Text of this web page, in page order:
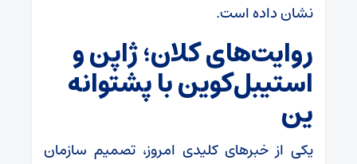
نشان داده است.
روایت‌های کلان؛ ژاپن و
استیبل‌کوین با پشتوانه
ین
یکی از خبرهای کلیدی امروز، تصمیم سازمان